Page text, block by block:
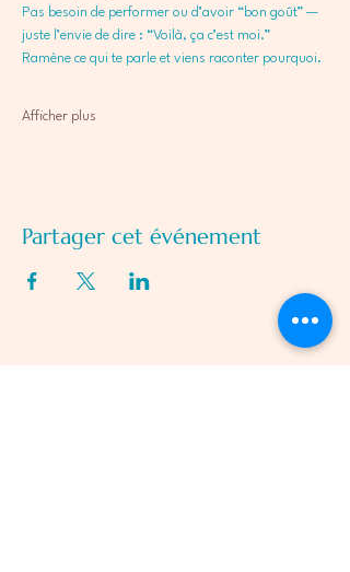
Pas besoin de performer ou d’avoir “bon goût” —
juste l’envie de dire : “Voilà, ça c’est moi.”
Ramène ce qui te parle et viens raconter pourquoi.
Afficher plus
Partager cet événement